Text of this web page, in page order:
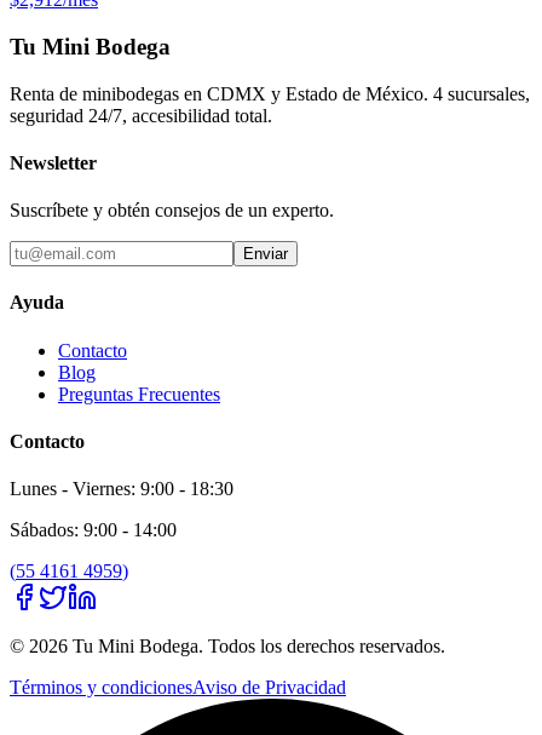
Tu Mini Bodega
Renta de minibodegas en CDMX y Estado de México. 4 sucursales,
seguridad 24/7, accesibilidad total.
Newsletter
Suscríbete y obtén consejos de un experto.
Enviar
Ayuda
Contacto
Blog
Preguntas Frecuentes
Contacto
Lunes - Viernes: 9:00 - 18:30
Sábados: 9:00 - 14:00
(55 4161 4959)
© 2026 Tu Mini Bodega. Todos los derechos reservados.
Términos y condicionesAviso de Privacidad